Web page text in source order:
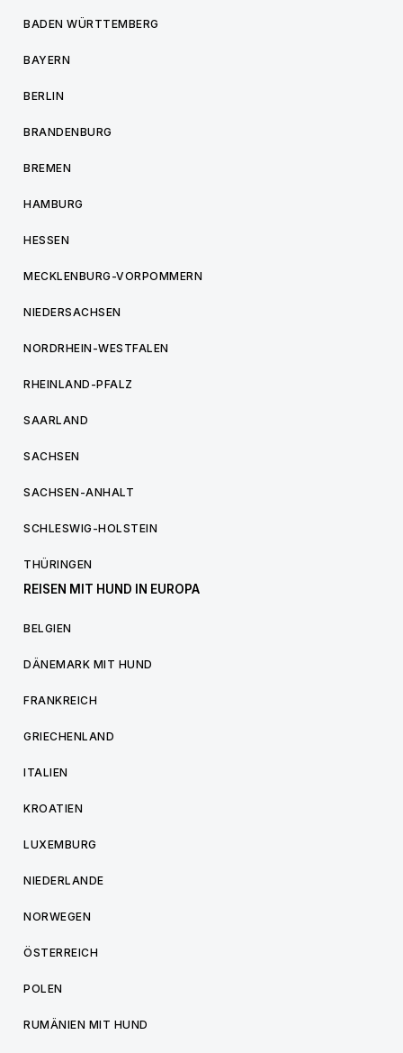
BADEN WÜRTTEMBERG
BAYERN
BERLIN
BRANDENBURG
BREMEN
HAMBURG
HESSEN
MECKLENBURG-VORPOMMERN
NIEDERSACHSEN
NORDRHEIN-WESTFALEN
RHEINLAND-PFALZ
SAARLAND
SACHSEN
SACHSEN-ANHALT
SCHLESWIG-HOLSTEIN
THÜRINGEN
REISEN MIT HUND IN EUROPA
BELGIEN
DÄNEMARK MIT HUND
FRANKREICH
GRIECHENLAND
ITALIEN
KROATIEN
LUXEMBURG
NIEDERLANDE
NORWEGEN
ÖSTERREICH
POLEN
RUMÄNIEN MIT HUND